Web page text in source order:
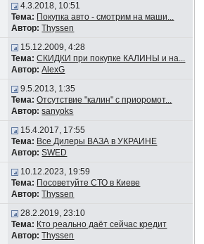
4.3.2018, 10:51
Тема: Покупка авто - смотрим на маши...
Автор: Thyssen
15.12.2009, 4:28
Тема: СКИДКИ при покупке КАЛИНЫ и на...
Автор: AlexG
9.5.2013, 1:35
Тема: Отсутствие "калин" с приоромот...
Автор: sanyoks
15.4.2017, 17:55
Тема: Все Дилеры ВАЗА в УКРАИНЕ
Автор: SWED
10.12.2023, 19:59
Тема: Посоветуйте СТО в Киеве
Автор: Thyssen
28.2.2019, 23:10
Тема: Кто реально даёт сейчас кредит
Автор: Thyssen